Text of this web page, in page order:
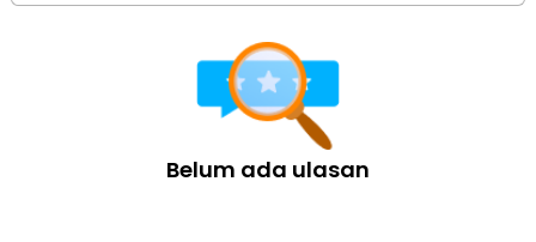
Belum ada ulasan